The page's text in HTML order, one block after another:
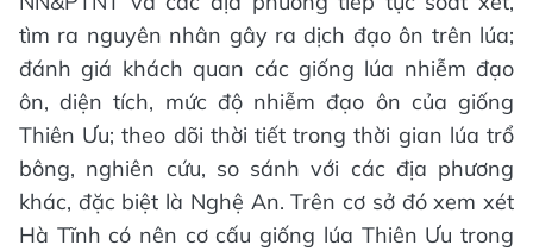
tìm ra nguyên nhân gây ra dịch đạo ôn trên lúa;
đánh giá khách quan các giống lúa nhiễm đạo
ôn, diện tích, mức độ nhiễm đạo ôn của giống
Thiên Ưu; theo dõi thời tiết trong thời gian lúa trổ
bông, nghiên cứu, so sánh với các địa phương
khác, đặc biệt là Nghệ An. Trên cơ sở đó xem xét
Hà Tĩnh có nên cơ cấu giống lúa Thiên Ưu trong